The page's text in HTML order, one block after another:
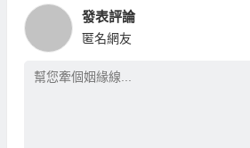
發表評論
匿名網友